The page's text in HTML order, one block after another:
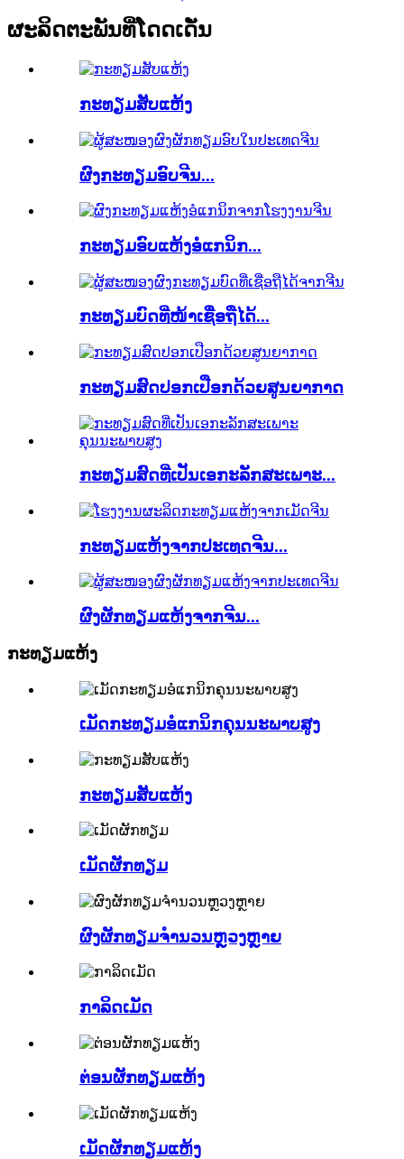
ຜະລິດຕະພັນທີ່ໂດດເດັ່ນ
ກະທຽມສັບແຫ້ງ
ຜົງກະທຽມອົບຈີນ...
ກະທຽມອົບແຫ້ງອໍແກນິກ...
ກະທຽມບົດທີ່ໜ້າເຊື່ອຖືໄດ້...
ກະທຽມສົດປອກເປືອກດ້ວຍສູນຍາກາດ
ກະທຽມສົດທີ່ເປັນເອກະລັກສະເພາະ...
ກະທຽມແຫ້ງຈາກປະເທດຈີນ...
ຜົງຜັກທຽມແຫ້ງຈາກຈີນ...
ກະທຽມແຫ້ງ
ເມັດກະທຽມອໍແກນິກຄຸນນະພາບສູງ
ກະທຽມສັບແຫ້ງ
ເມັດຜັກທຽມ
ຜົງຜັກທຽມຈຳນວນຫຼວງຫຼາຍ
ກາລິດເມັດ
ຕ່ອນຜັກທຽມແຫ້ງ
ເມັດຜັກທຽມແຫ້ງ